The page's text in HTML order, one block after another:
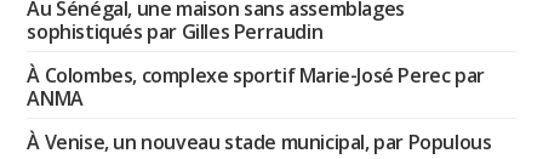
Au Sénégal, une maison sans assemblages
sophistiqués par Gilles Perraudin
À Colombes, complexe sportif Marie-José Perec par
ANMA
À Venise, un nouveau stade municipal, par Populous